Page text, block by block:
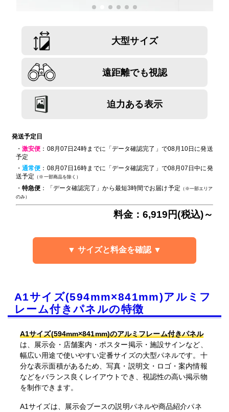
大型サイズ
遠距離でも視認
迫力ある表示
発送予定日
・激安便 ：08月07日24時までに「データ確認完了」で08月10日に発送
予定
・通常便 ：08月07日16時までに「データ確認完了」で08月07日中に発
送予定 （※一部商品を除く）
・特急便 ：「データ確認完了」から最短3時間でお届け予定 （※一部エリア
のみ）
料金：6,919円(税込)～
▼ サイズと料金を確認 ▼
A1サイズ(594mm×841mm)アルミフ
レーム付きパネルの特徴
A1サイズ(594mm×841mm)のアルミフレーム付きパネル
は、展示会・店舗案内・ポスター掲示・施設サインなど、
幅広い用途で使いやすい定番サイズの大型パネルです。十
分な表示面積があるため、写真・説明文・ロゴ・案内情報
などをバランス良くレイアウトでき、視認性の高い掲示物
を制作できます。
A1サイズは、展示会ブースの説明パネルや商品紹介パネ